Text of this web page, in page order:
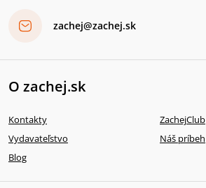
zachej@zachej.sk
O zachej.sk
Kontakty
ZachejClub
Vydavateľstvo
Náš príbeh
Blog